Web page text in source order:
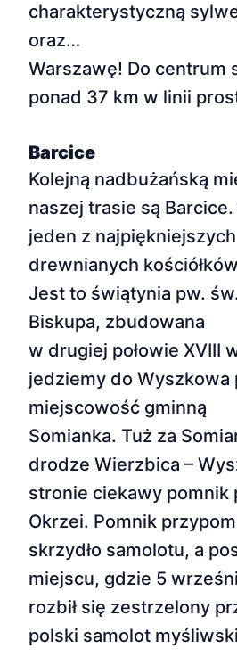
charakterystyczną
oraz…
Warszawę! Do centrum
ponad 37 km w linii
Barcice
Kolejną nadbużańską
naszej trasie są
jeden z najpiękniejszych
drewnianych
Jest to świątynia pw.
Biskupa, zbudowana
w drugiej połowie XVIII
jedziemy do Wyszkowa
miejscowość gminną
Somianka. Tuż za
drodze Wierzbica –
stronie ciekawy pomnik
Okrzei. Pomnik
skrzydło samolotu, a
miejscu, gdzie 5
rozbił się zestrzelony
polski samolot